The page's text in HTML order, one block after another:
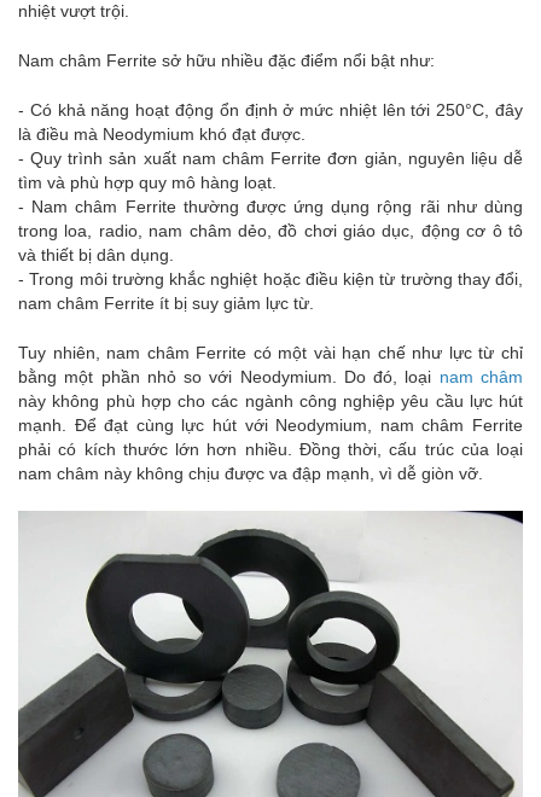
nhiệt vượt trội.
Nam châm Ferrite sở hữu nhiều đặc điểm nổi bật như:
- Có khả năng hoạt động ổn định ở mức nhiệt lên tới 250°C, đây
là điều mà Neodymium khó đạt được.
- Quy trình sản xuất nam châm Ferrite đơn giản, nguyên liệu dễ
tìm và phù hợp quy mô hàng loạt.
- Nam châm Ferrite thường được ứng dụng rộng rãi như dùng
trong loa, radio, nam châm dẻo, đồ chơi giáo dục, động cơ ô tô
và thiết bị dân dụng.
- Trong môi trường khắc nghiệt hoặc điều kiện từ trường thay đổi,
nam châm Ferrite ít bị suy giảm lực từ.
Tuy nhiên, nam châm Ferrite có một vài hạn chế như lực từ chỉ
bằng một phần nhỏ so với Neodymium. Do đó, loại nam châm
này không phù hợp cho các ngành công nghiệp yêu cầu lực hút
mạnh. Để đạt cùng lực hút với Neodymium, nam châm Ferrite
phải có kích thước lớn hơn nhiều. Đồng thời, cấu trúc của loại
nam châm này không chịu được va đập mạnh, vì dễ giòn vỡ.